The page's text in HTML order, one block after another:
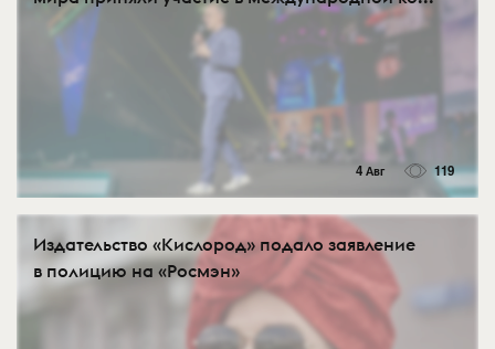
4 Авг 119
Издательство «Кислород» подало заявление
в полицию на «Росмэн»